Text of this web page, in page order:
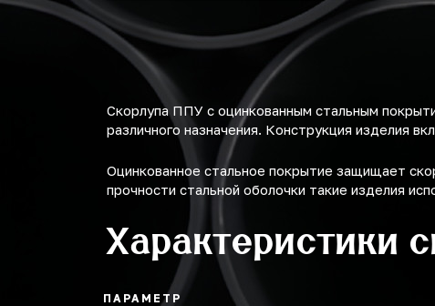
76
89
114
159
Скорлупа ППУ с оцинкованным стальным
различного назначения. Конструкция изделия
Оцинкованное стальное покрытие защищает
прочности стальной оболочки такие изделия
Характеристики
ПАРАМЕТР